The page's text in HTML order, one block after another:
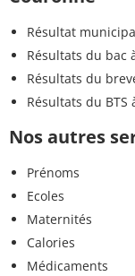
Résultat
Résultats du bac
Résultats du
Résultats du BTS
Nos autres
Prénoms
Ecoles
Maternités
Calories
Médicaments